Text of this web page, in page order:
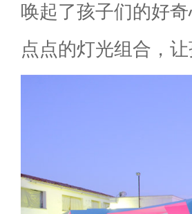
唤起了孩子们的好
点点的灯光组合，